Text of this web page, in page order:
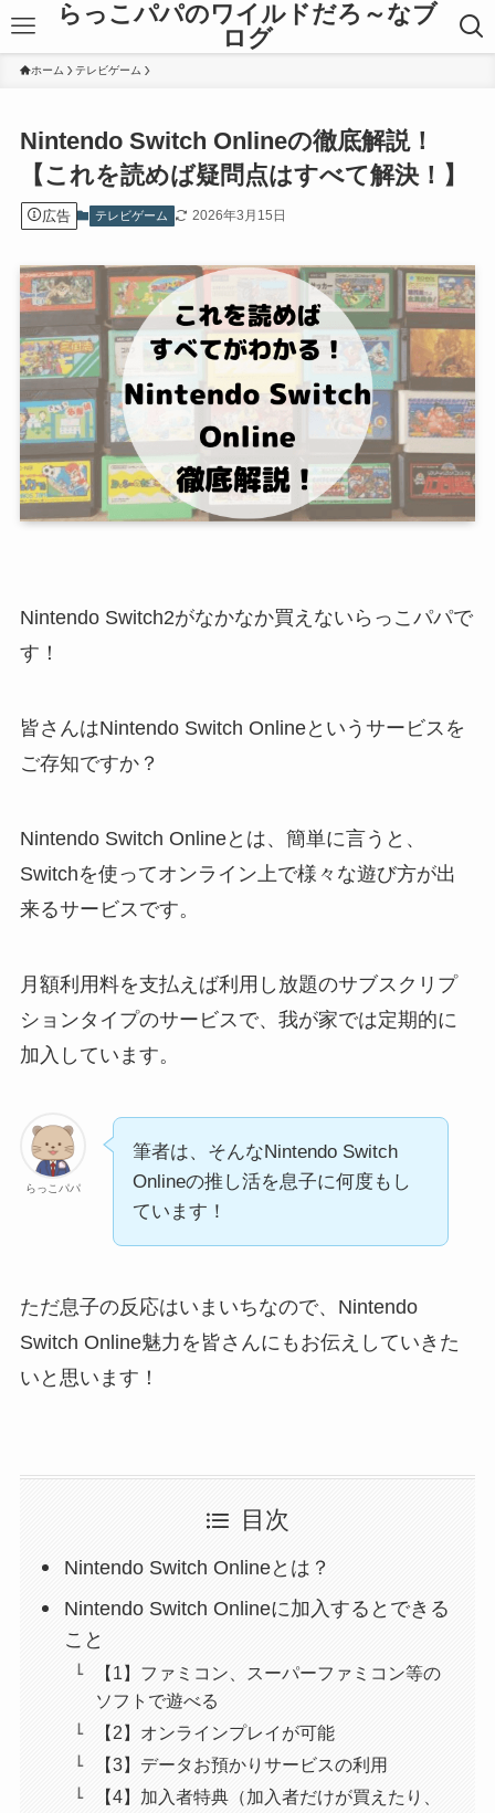
らっこパパのワイルドだろ～なブ
ログ
ホーム テレビゲーム
Nintendo Switch Onlineの徹底解説！
【これを読めば疑問点はすべて解決！】
広告 テレビゲーム 2026年3月15日
Nintendo Switch2がなかなか買えないらっこパパで
す！
皆さんはNintendo Switch Onlineというサービスを
ご存知ですか？
Nintendo Switch Onlineとは、簡単に言うと、
Switchを使ってオンライン上で様々な遊び方が出
来るサービスです。
月額利用料を支払えば利用し放題のサブスクリプ
ションタイプのサービスで、我が家では定期的に
加入しています。
らっこパパ
筆者は、そんなNintendo Switch
Onlineの推し活を息子に何度もし
ています！
ただ息子の反応はいまいちなので、Nintendo
Switch Online魅力を皆さんにもお伝えしていきた
いと思います！
目次
Nintendo Switch Onlineとは？
Nintendo Switch Onlineに加入するとできる
こと
【1】ファミコン、スーパーファミコン等の
ソフトで遊べる
【2】オンラインプレイが可能
【3】データお預かりサービスの利用
【4】加入者特典（加入者だけが買えたり、